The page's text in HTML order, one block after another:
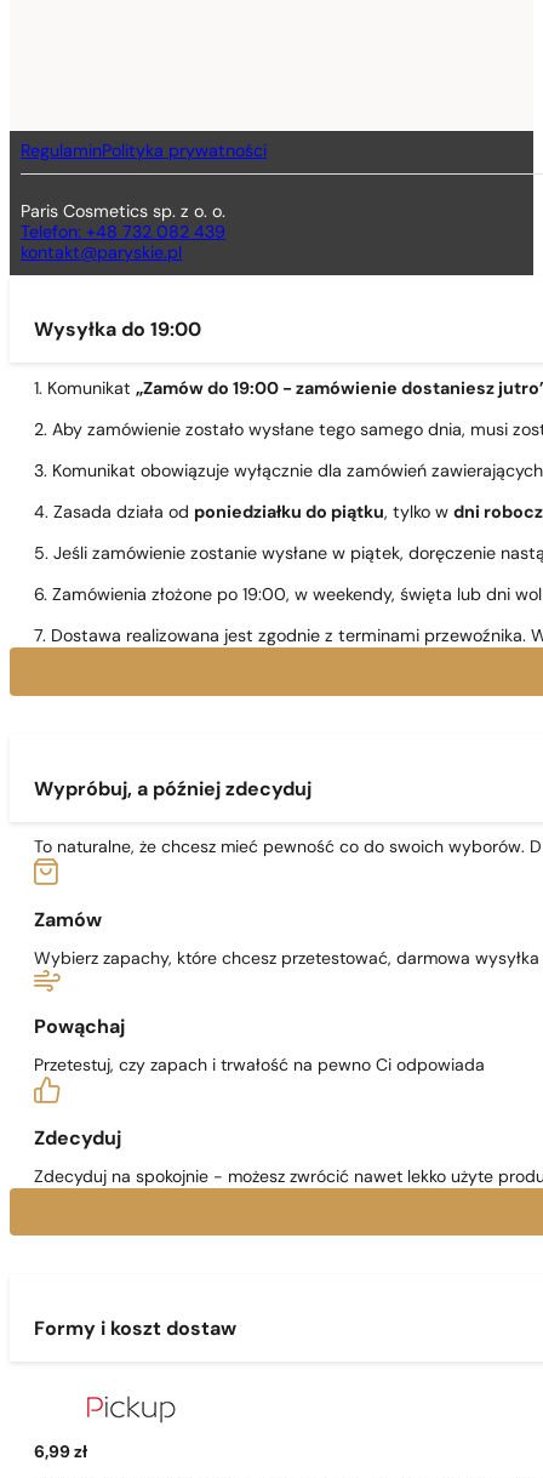
RegulaminPolityka prywatności
Paris Cosmetics sp. z o. o.
Telefon: +48 732 082 439
kontakt@paryskie.pl
Wysyłka do 19:00
1. Komunikat „Zamów do 19:00 - zamówienie dostaniesz
2. Aby zamówienie zostało wysłane tego samego dnia, musi
3. Komunikat obowiązuje wyłącznie dla zamówień
4. Zasada działa od poniedziałku do piątku, tylko w dni
5. Jeśli zamówienie zostanie wysłane w piątek, doręczenie
6. Zamówienia złożone po 19:00, w weekendy, święta lub dni
7. Dostawa realizowana jest zgodnie z terminami przewoźnika.
Wypróbuj, a później zdecyduj
To naturalne, że chcesz mieć pewność co do swoich wyborów.
Zamów
Wybierz zapachy, które chcesz przetestować, darmowa wysyłka
Powąchaj
Przetestuj, czy zapach i trwałość na pewno Ci odpowiada
Zdecyduj
Zdecyduj na spokojnie - możesz zwrócić nawet lekko użyte
Formy i koszt dostaw
6,99 zł